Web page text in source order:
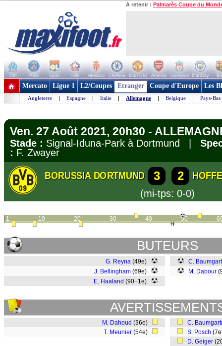
A retenir : Palmarès Coupe du
OM PSG Lyon Lille Monaco Chelsea Man Utd Arsenal Liverpool ManCity
+ de clubs
Mercato Ligue 1 L2/Coupes Etranger Coupe d'Europe Les
Angleterre | Espagne | Italie | Allemagne | Belgique | Pays-Bas
Ven. 27 Août 2021, 20h30 -
Stade : Signal-Iduna-Park à Dortmund |
: F. Zwayer
BORUSSIA DORTMUND 3 2
(mi-tps: 0-0)
1 10 20 30 40 50
BUTEURS
G. Reyna (49e)
J. Bellingham (69e)
E. Haaland (90+1e)
C.
M. Dabour
M. Dahoud (36e)
T. Meunier (54e)
C.
S. Posch
D. Geiger